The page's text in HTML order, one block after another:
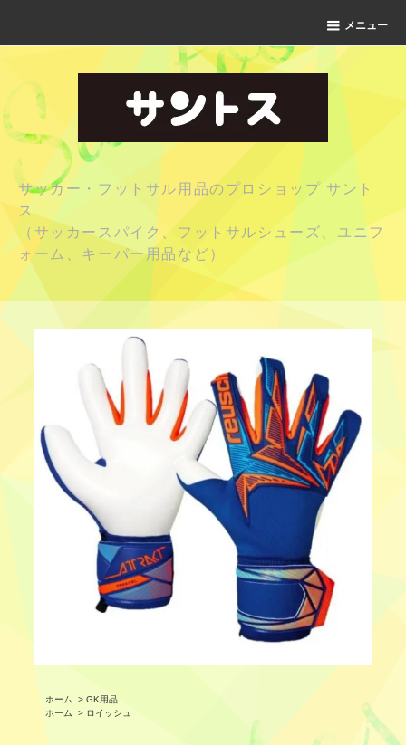
メニュー
サッカー・フットサル用品のプロショップ サント
ス
（サッカースパイク、フットサルシューズ、ユニフ
ォーム、キーパー用品など）
ホーム > GK用品
ホーム
> ロイッシュ